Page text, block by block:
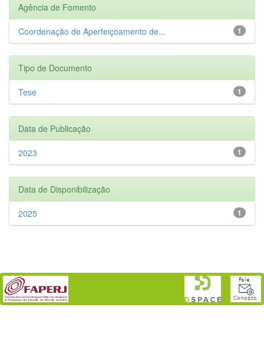
Agência de Fomento
1
Coordenação de Aperfeiçoamento de...
Tipo de Documento
1
Tese
Data de Publicação
1
2023
Data de Disponibilização
1
2025